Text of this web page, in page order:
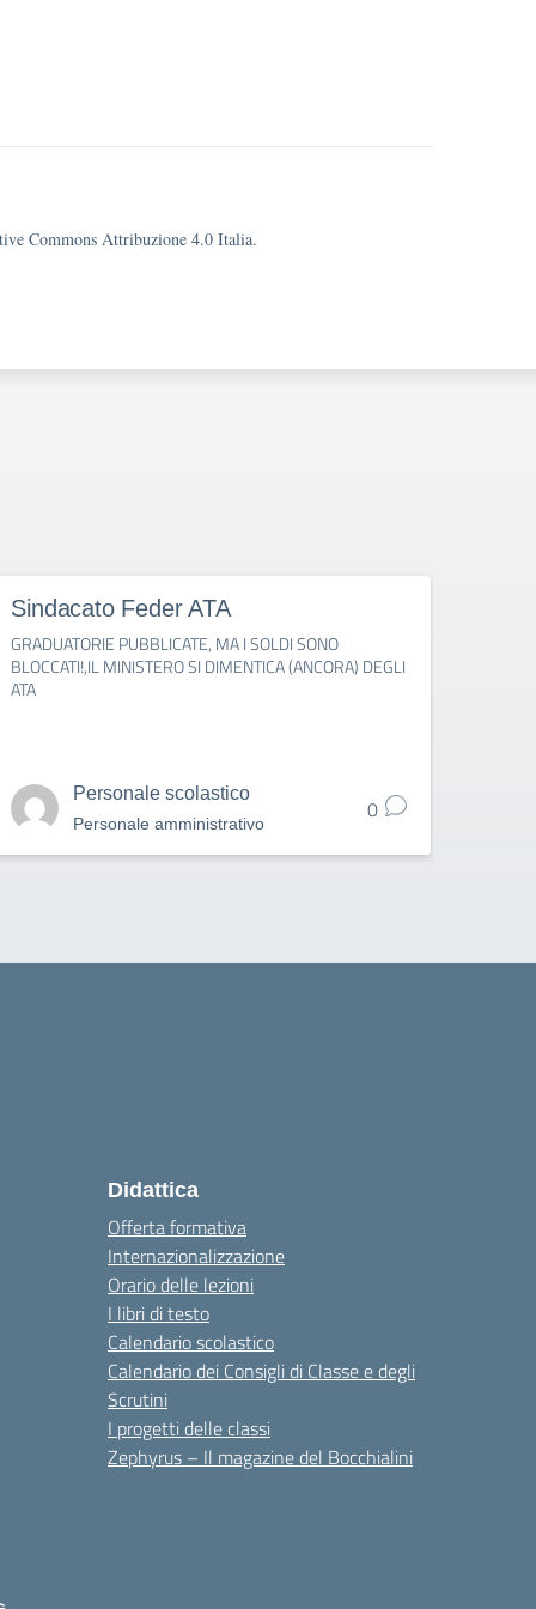
Commons Attribuzione 4.0 Italia.
Sindacato Feder ATA
GRADUATORIE PUBBLICATE, MA I SOLDI SONO
BLOCCATI!,IL MINISTERO SI DIMENTICA (ANCORA) DEGLI
ATA
Personale scolastico
Personale amministrativo 0
Didattica
Offerta formativa
Internazionalizzazione
Orario delle lezioni
I libri di testo
Calendario scolastico
Calendario dei Consigli di Classe e degli
Scrutini
I progetti delle classi
Zephyrus – Il magazine del Bocchialini